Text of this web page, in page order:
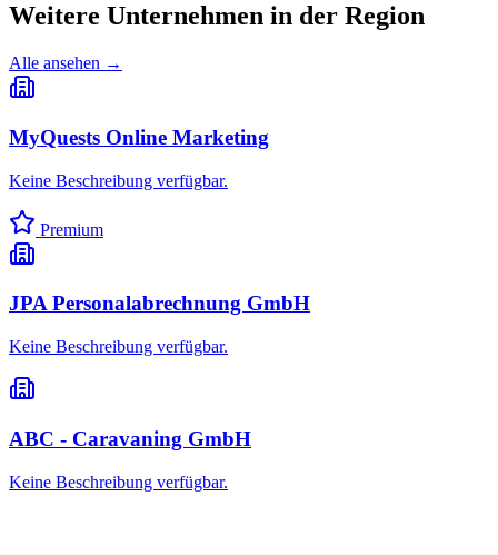
Weitere Unternehmen in der Region
Alle ansehen →
MyQuests Online Marketing
Keine Beschreibung verfügbar.
Premium
JPA Personalabrechnung GmbH
Keine Beschreibung verfügbar.
ABC - Caravaning GmbH
Keine Beschreibung verfügbar.